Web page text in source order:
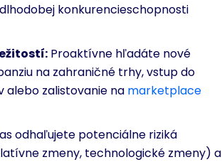
konkurencieschopnosti
Proaktívne hľadáte nové
na zahraničné trhy, vstup do
alebo zalistovanie na marketplace
odhaľujete potenciálne riziká
zmeny, technologické zmeny) a